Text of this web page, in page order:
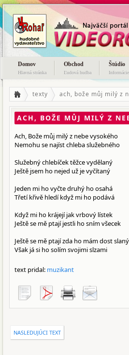
Domov
Hlavná stránka
Obchod
Ľudová hudba
Štúdio
Informácie
texty ach, bože můj milý z
ACH, BOŽE MŮJ MILÝ Z
Ach, Bože můj milý z nebe vysokého
Nemohu se najíst chleba služebného
Služebný chlebíček těžce vydělaný
Ještě jsem ho nejed už je vyčítaný
Jeden mi ho vyčte druhý ho osahá
Třetí křivě hledí když mi ho podává
Když mi ho krájejí jak vrbový lístek
Ještě se mě ptají jestli ho sním všecek
Ještě se mě ptají zda ho mám dost slaný
Však já si ho solím svojimi slzami
text pridal: muzikant
NASLEDUJÚCI TEXT